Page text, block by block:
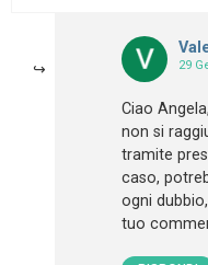
29
Ciao
non si
tramite
caso,
ogni
tuo